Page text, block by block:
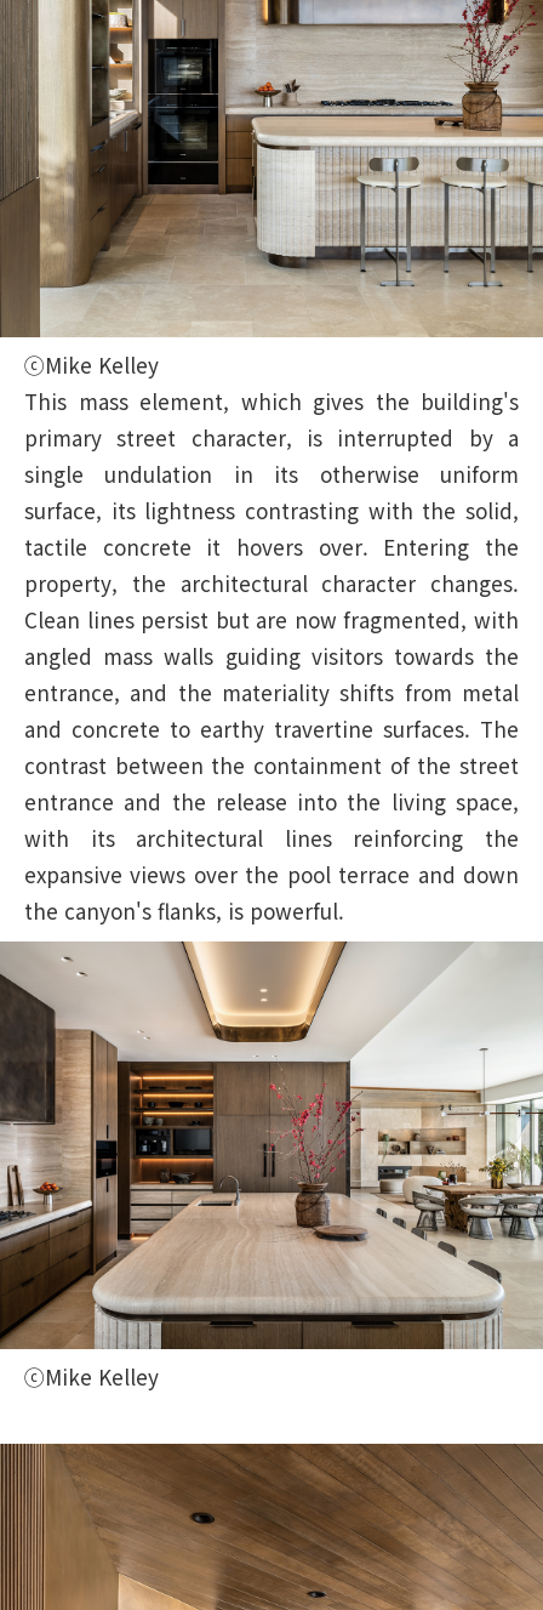
ⓒMike Kelley
This mass element, which gives the building's
primary street character, is interrupted by a
single undulation in its otherwise uniform
surface, its lightness contrasting with the solid,
tactile concrete it hovers over. Entering the
property, the architectural character changes.
Clean lines persist but are now fragmented, with
angled mass walls guiding visitors towards the
entrance, and the materiality shifts from metal
and concrete to earthy travertine surfaces. The
contrast between the containment of the street
entrance and the release into the living space,
with its architectural lines reinforcing the
expansive views over the pool terrace and down
the canyon's flanks, is powerful.
ⓒMike Kelley